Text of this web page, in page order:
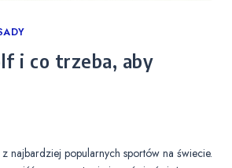
i co trzeba, aby
najbardziej popularnych sportów na świecie.